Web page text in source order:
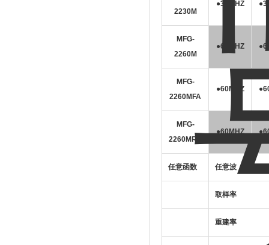
2230M
●30MHZ
MFG-
2260M
●60MHZ
MFG-
2260MFA
●60MHZ
MFG-
2260MRA
●60MHZ
任意函数 任意波
取样率
重建率